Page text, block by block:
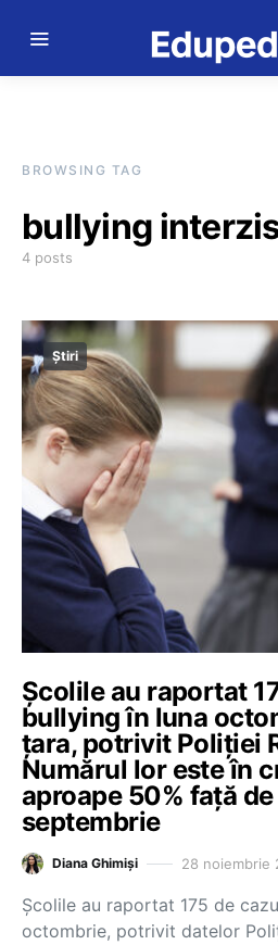
BROWSING TAG
bullying
4 posts
Știri
Școlile au raportat
bullying în luna
țara, potrivit Poliției
Numărul lor este în
aproape 50% față
septembrie
Diana Ghimiși 28 noiembrie
Școlile au raportat 175 de
octombrie, potrivit datelor